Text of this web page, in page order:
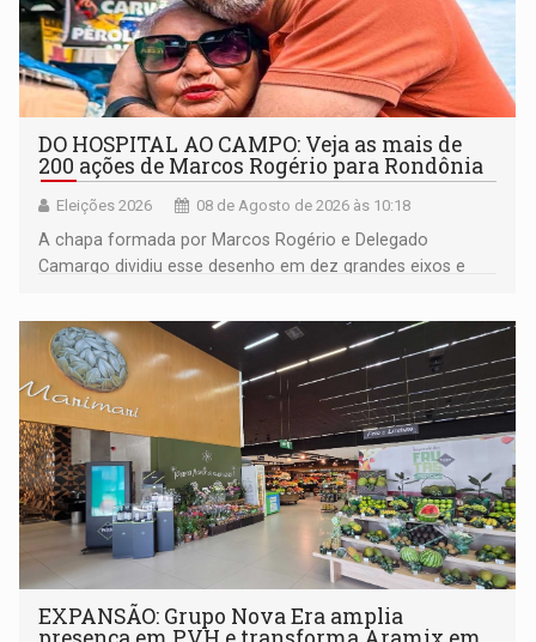
DO HOSPITAL AO CAMPO: Veja as mais de
200 ações de Marcos Rogério para Rondônia
Eleições 2026 08 de Agosto de 2026 às 10:18
A chapa formada por Marcos Rogério e Delegado
Camargo dividiu esse desenho em dez grandes eixos e
EXPANSÃO: Grupo Nova Era amplia